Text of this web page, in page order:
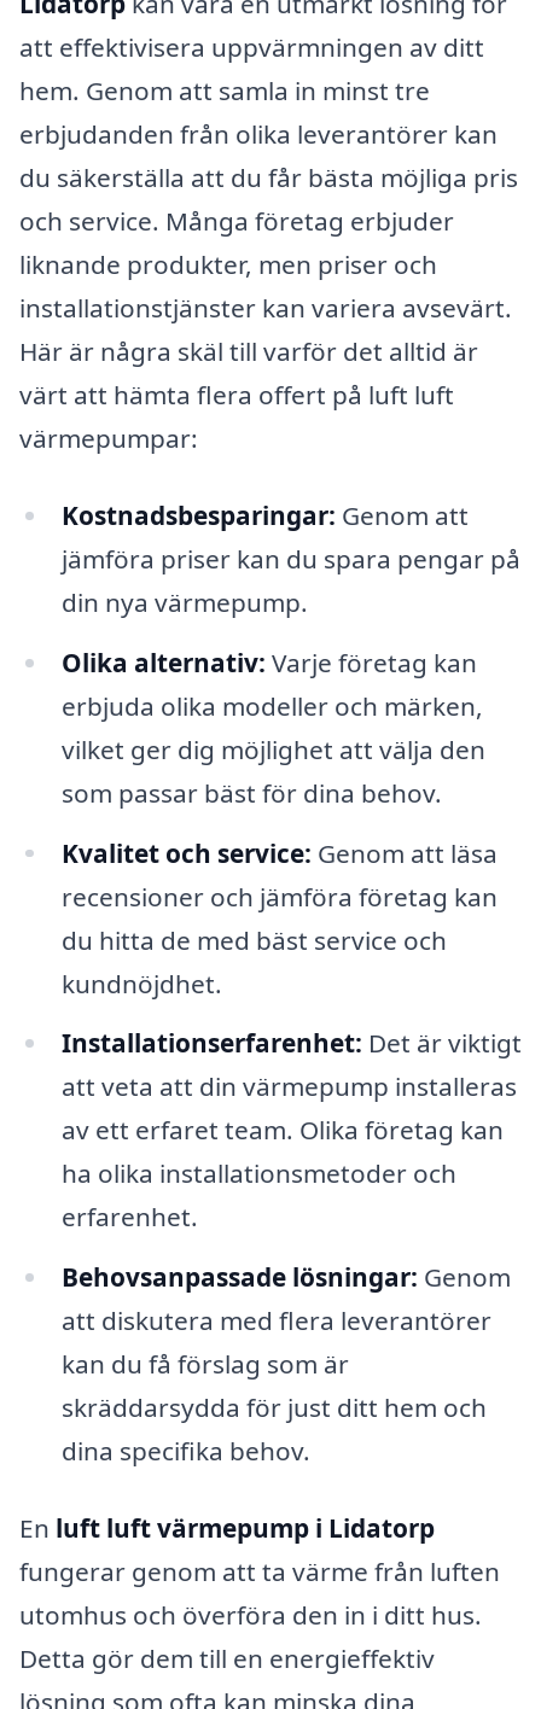
att effektivisera uppvärmningen av ditt
hem. Genom att samla in minst tre
erbjudanden från olika leverantörer kan
du säkerställa att du får bästa möjliga pris
och service. Många företag erbjuder
liknande produkter, men priser och
installationstjänster kan variera avsevärt.
Här är några skäl till varför det alltid är
värt att hämta flera offert på luft luft
värmepumpar:
Kostnadsbesparingar: Genom att
jämföra priser kan du spara pengar på
din nya värmepump.
Olika alternativ: Varje företag kan
erbjuda olika modeller och märken,
vilket ger dig möjlighet att välja den
som passar bäst för dina behov.
Kvalitet och service: Genom att läsa
recensioner och jämföra företag kan
du hitta de med bäst service och
kundnöjdhet.
Installationserfarenhet: Det är viktigt
att veta att din värmepump installeras
av ett erfaret team. Olika företag kan
ha olika installationsmetoder och
erfarenhet.
Behovsanpassade lösningar: Genom
att diskutera med flera leverantörer
kan du få förslag som är
skräddarsydda för just ditt hem och
dina specifika behov.
En luft luft värmepump i Lidatorp
fungerar genom att ta värme från luften
utomhus och överföra den in i ditt hus.
Detta gör dem till en energieffektiv
lösning som ofta kan minska dina